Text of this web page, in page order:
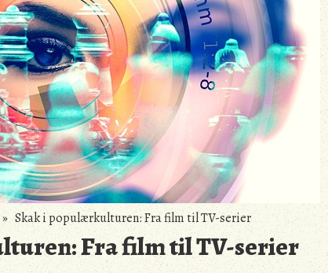
Skak i populærkulturen: Fra film til TV-serier
Fra film til TV-serier